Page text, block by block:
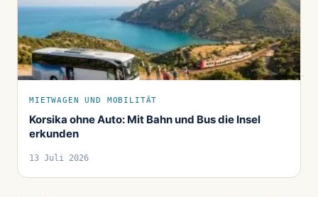
MIETWAGEN UND MOBILITÄT
Korsika ohne Auto: Mit Bahn und Bus die Insel
erkunden
13 Juli 2026